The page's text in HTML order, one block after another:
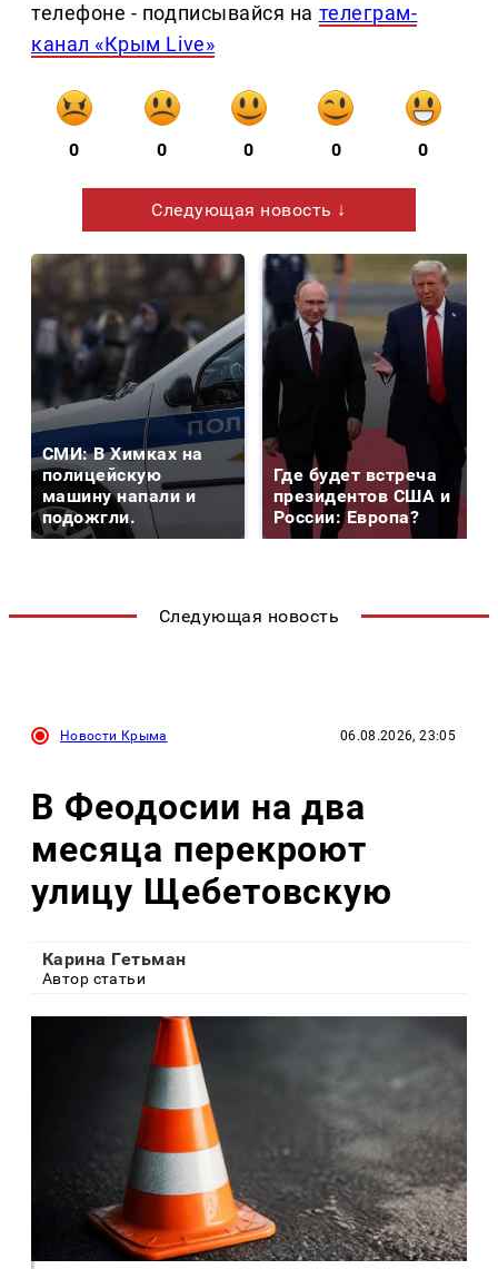
телефоне - подписывайся на телеграм-
канал «Крым Live»
0 0 0 0 0
Следующая новость ↓
СМИ: В Химках на
полицейскую
машину напали и
подожгли.
Где будет встреча
президентов США и
России: Европа?
Следующая новость
Новости Крыма 06.08.2026, 23:05
В Феодосии на два
месяца перекроют
улицу Щебетовскую
Карина Гетьман
Автор статьи